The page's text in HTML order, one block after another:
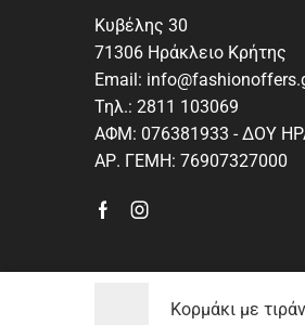
Κυβέλης 30
71306 Ηράκλειο Κρήτης
Email:
Τηλ.: 2811 103069
ΑΦΜ: 076381933 - ΔΟΥ
ΑΡ. ΓΕΜΗ: 76907327000
Ⓒ Fashion Offers - All Rights
Κορμάκι με